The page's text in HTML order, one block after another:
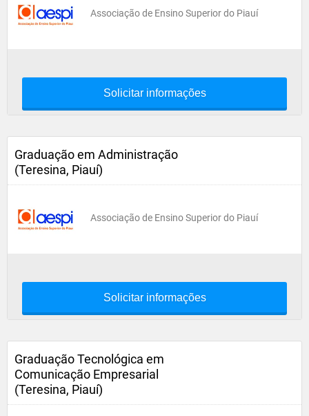
Associação de Ensino Superior do Piauí
Solicitar informações
Graduação em Administração
(Teresina, Piauí)
Associação de Ensino Superior do Piauí
Solicitar informações
Graduação Tecnológica em
Comunicação Empresarial
(Teresina, Piauí)